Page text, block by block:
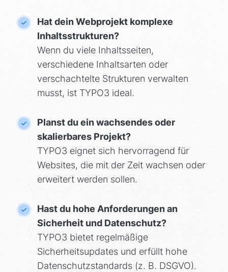
Hat dein Webprojekt komplexe
Inhaltsstrukturen?
Wenn du viele Inhaltsseiten,
verschiedene Inhaltsarten oder
verschachtelte Strukturen verwalten
musst, ist TYPO3 ideal.
Planst du ein wachsendes oder
skalierbares Projekt?
TYPO3 eignet sich hervorragend für
Websites, die mit der Zeit wachsen oder
erweitert werden sollen.
Hast du hohe Anforderungen an
Sicherheit und Datenschutz?
TYPO3 bietet regelmäßige
Sicherheitsupdates und erfüllt hohe
Datenschutzstandards (z. B. DSGVO).